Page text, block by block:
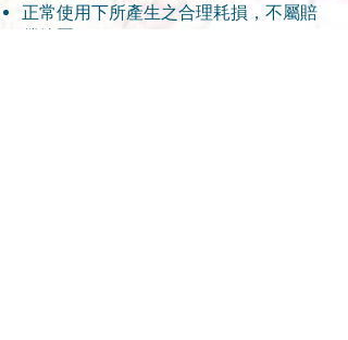
正常使用下所產生之合理耗損，不屬賠
償範圍。